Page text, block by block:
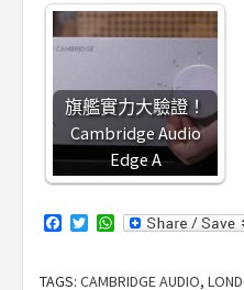
旗艦實力大驗證！
Cambridge Audio
Edge A
Facebook
TwitterWhatsApp
TAGS: CAMBRIDGE AUDIO,